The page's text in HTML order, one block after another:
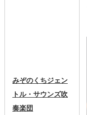
みぞのくちジェン
トル・サウンズ吹
奏楽団